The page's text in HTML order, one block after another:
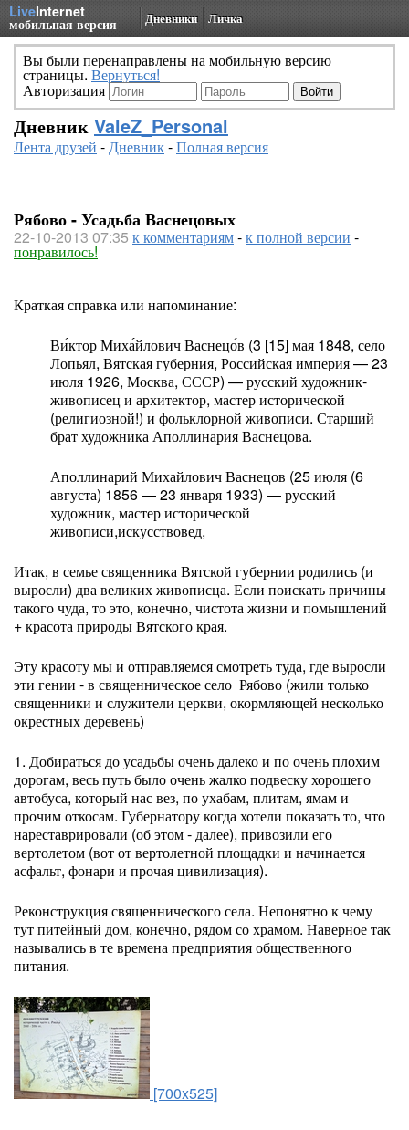
LiveInternet
мобильная версия Дневники Личка
Вы были перенаправлены на мобильную версию
страницы. Вернуться!
Авторизация
Дневник ValeZ_Personal
Лента друзей -Дневник-Полная версия
Рябово - Усадьба Васнецовых
22-10-2013 07:35 к комментариям-к полной версии -
понравилось!
Краткая справка или напоминание:
Ви́ктор Миха́йлович Васнецо́в (3 [15] мая 1848, село
Лопьял, Вятская губерния, Российская империя — 23
июля 1926, Москва, СССР) — русский художник-
живописец и архитектор, мастер исторической
(религиозной!) и фольклорной живописи. Старший
брат художника Аполлинария Васнецова.
Аполлинарий Михайлович Васнецов (25 июля (6
августа) 1856 — 23 января 1933) — русский
художник, мастер исторической
живописи,искусствовед,
Итак, в семье священника Вятской губернии родились (и
выросли) два великих живописца. Если поискать причины
такого чуда, то это, конечно, чистота жизни и помышлений
+ красота природы Вятского края.
Эту красоту мы и отправляемся смотреть туда, где выросли
эти гении - в священническое село Рябово (жили только
священники и служители церкви, окормляющей несколько
окрестных деревень)
1. Добираться до усадьбы очень далеко и по очень плохим
дорогам, весь путь было очень жалко подвеску хорошего
автобуса, который нас вез, по ухабам, плитам, ямам и
прочим откосам. Губернатору когда хотели показать то, что
нареставрировали (об этом - далее), привозили его
вертолетом (вот от вертолетной площадки и начинается
асфальт, фонари и прочая цивилизация).
Реконструкция священнического села. Непонятно к чему
тут питейный дом, конечно, рядом со храмом. Наверное так
назывались в те времена предприятия общественного
питания.
[700x525]